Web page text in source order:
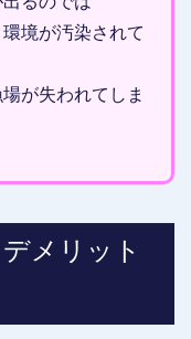
境が汚染されて
が失われてしま
メリット